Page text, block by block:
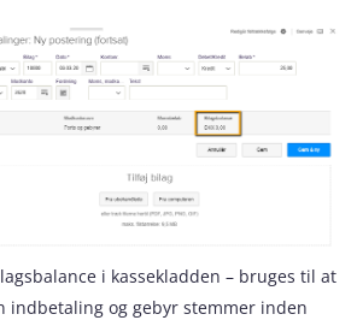
i kassekladden – bruges til at
indbetaling og gebyr stemmer inden